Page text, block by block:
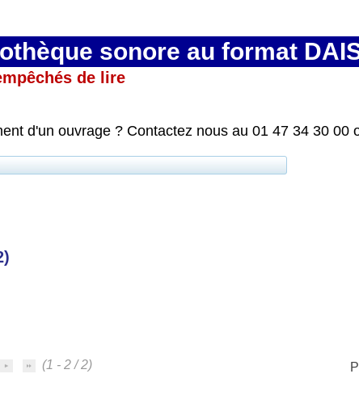
sonore au format
de lire
d'un ouvrage ? Contactez nous au 01 47 34 30 00
)
(1 - 2 / 2)